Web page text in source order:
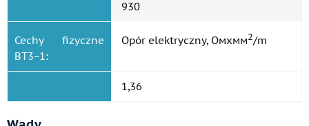
930
Cechy fizyczne
ВТ3−1:
Opór elektryczny, Омхмм2/m
1,36